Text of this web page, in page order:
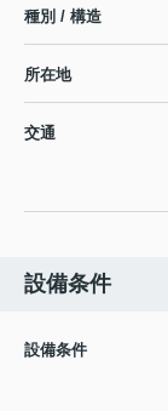
種別 / 構造
所在地
交通
設備条件
設備条件